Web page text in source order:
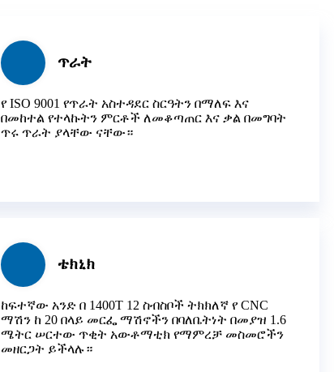
ጥራት
የ ISO 9001 የጥራት አስተዳደር ስርዓትን በማለፍ እና
በመከተል የተላኩትን ምርቶች ለመቆጣጠር እና ቃል በመግባት
ጥሩ ጥራት ያላቸው ናቸው።
ቴክኒክ
ከፍተኛው አንድ በ 1400T 12 ስብስቦች ትክክለኛ የ CNC
ማሽን ከ 20 በላይ መርፌ ማሽኖችን በባለቤትነት በመያዝ 1.6
ሜትር ሠርተው ጥቂት አውቶማቲክ የማምረቻ መስመሮችን
መዘርጋት ይችላሉ።